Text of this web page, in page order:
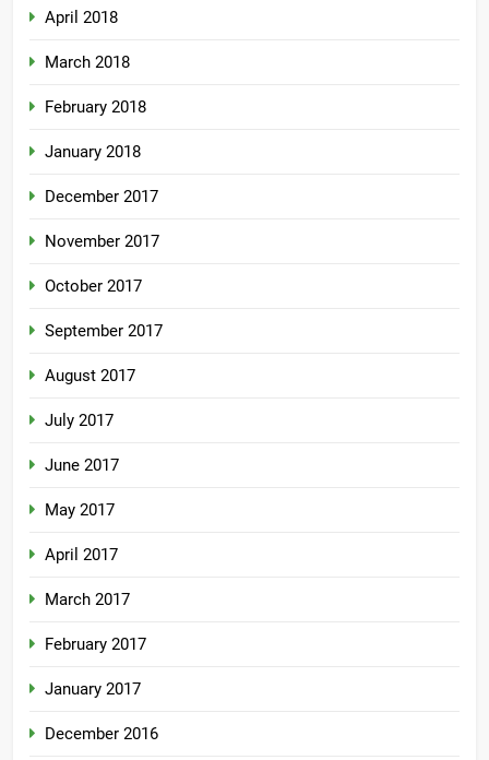
April 2018
March 2018
February 2018
January 2018
December 2017
November 2017
October 2017
September 2017
August 2017
July 2017
June 2017
May 2017
April 2017
March 2017
February 2017
January 2017
December 2016